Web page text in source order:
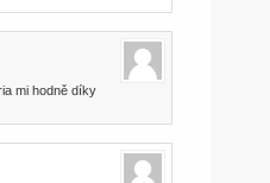
mi hodně díky